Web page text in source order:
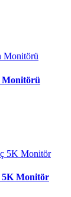
Monitörü
5K Monitör